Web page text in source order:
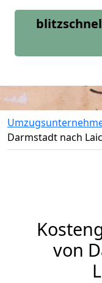
Darmstadt nach
von